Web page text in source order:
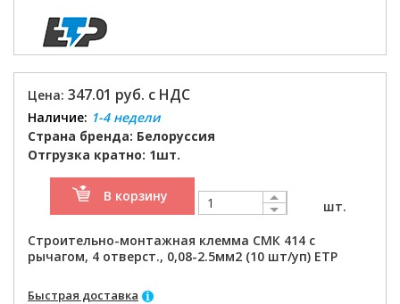
Цена: 347.01 руб. с НДС
Наличие: 1-4 недели
Страна бренда: Белоруссия
Отгрузка кратно: 1шт.
В корзину
шт.
Строительно-монтажная клемма СМК 414 с
рычагом, 4 отверст., 0,08-2.5мм2 (10 шт/уп) ETP
Быстрая доставка